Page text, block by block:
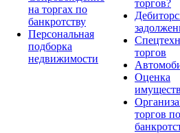
на торгах по
банкротству
Персональная
подборка
недвижимости
торгов?
торгов
Оценка
торгов по